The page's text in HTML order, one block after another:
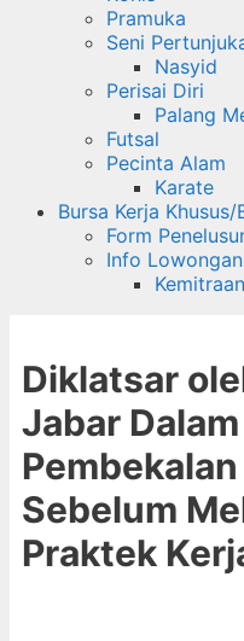
Pramuka
Seni
Nasyid
Perisai Diri
Palang
Futsal
Pecinta Alam
Karate
Bursa Kerja Khusus/
Form
Info
Kemitraan
Diklatsar
Jabar
Sebelum
Praktek